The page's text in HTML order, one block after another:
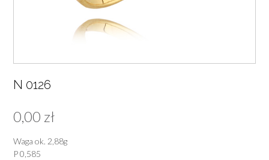
N 0126
0,00 zł
Waga ok. 2,88g
P 0,585